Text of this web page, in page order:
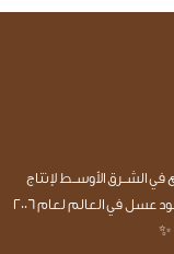
الشــرق الأوســط لإنتاج
النحـل و العســل البلـدي الدوائي الحائز ع المركز الأول كأجود عسل في العالم لعام 2006